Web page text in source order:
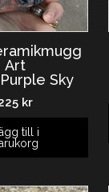
Art
Sky
kr
till i